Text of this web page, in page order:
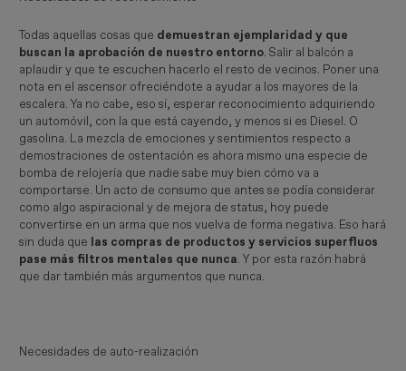
Todas aquellas cosas que demuestran ejemplaridad y que
buscan la aprobación de nuestro entorno. Salir al balcón a
aplaudir y que te escuchen hacerlo el resto de vecinos. Poner una
nota en el ascensor ofreciéndote a ayudar a los mayores de la
escalera. Ya no cabe, eso sí, esperar reconocimiento adquiriendo
un automóvil, con la que está cayendo, y menos si es Diesel. O
gasolina. La mezcla de emociones y sentimientos respecto a
demostraciones de ostentación es ahora mismo una especie de
bomba de relojería que nadie sabe muy bien cómo va a
comportarse. Un acto de consumo que antes se podía considerar
como algo aspiracional y de mejora de status, hoy puede
convertirse en un arma que nos vuelva de forma negativa. Eso hará
sin duda que las compras de productos y servicios superfluos
pase más filtros mentales que nunca. Y por esta razón habrá
que dar también más argumentos que nunca.
Necesidades de auto-realización